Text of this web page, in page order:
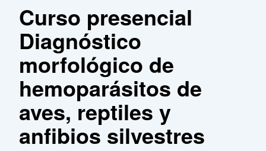
Curso presencial
Diagnóstico
morfológico de
hemoparásitos de
aves, reptiles y
anfibios silvestres